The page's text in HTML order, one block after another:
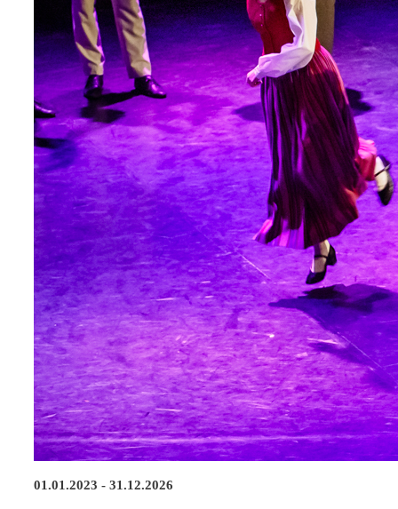
01.01.2023 - 31.12.2026